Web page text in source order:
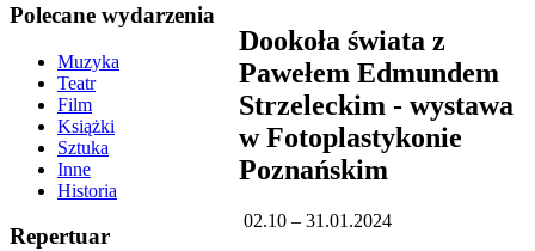
Polecane wydarzenia
Muzyka
Teatr
Film
Książki
Sztuka
Inne
Historia
Repertuar
Dookoła świata z
Pawełem Edmundem
Strzeleckim - wystawa
w Fotoplastykonie
Poznańskim
02.10 – 31.01.2024